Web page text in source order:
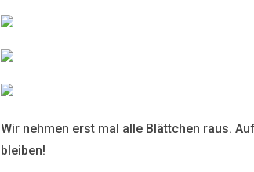
Wir nehmen erst mal alle Blättchen raus.
bleiben!